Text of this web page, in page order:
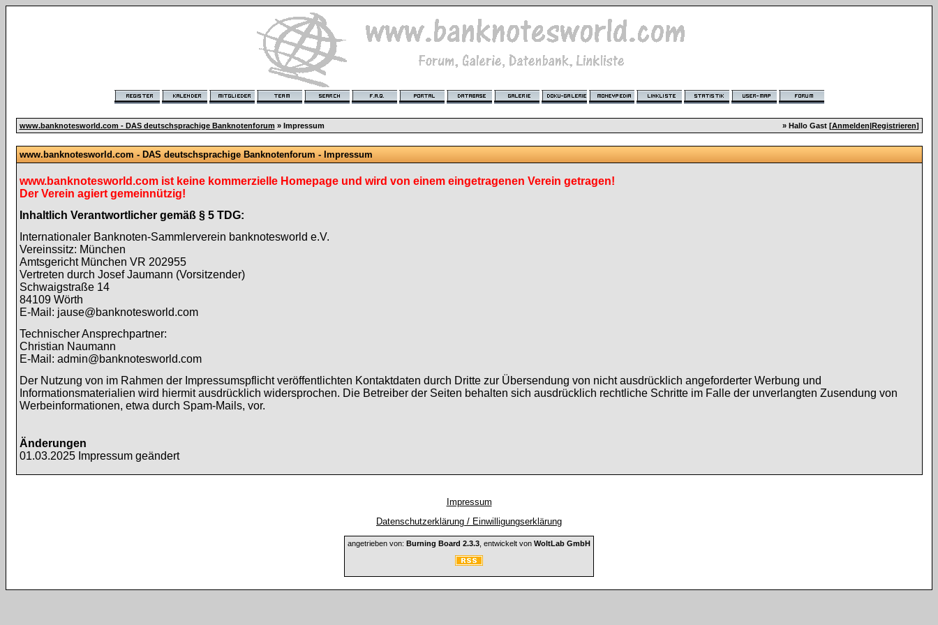
www.banknotesworld.com - DAS deutschsprachige Banknotenforum » Impressum » Hallo Gast [Anmelden|Registrieren]
www.banknotesworld.com - DAS deutschsprachige Banknotenforum - Impressum
www.banknotesworld.com ist keine kommerzielle Homepage und wird von einem eingetragenen Verein getragen!
Der Verein agiert gemeinnützig!
Inhaltlich Verantwortlicher gemäß § 5 TDG:
Internationaler Banknoten-Sammlerverein banknotesworld e.V.
Vereinssitz: München
Amtsgericht München VR 202955
Vertreten durch Josef Jaumann (Vorsitzender)
Schwaigstraße 14
84109 Wörth
E-Mail: jause@banknotesworld.com
Technischer Ansprechpartner:
Christian Naumann
E-Mail: admin@banknotesworld.com
Der Nutzung von im Rahmen der Impressumspflicht veröffentlichten Kontaktdaten durch Dritte zur Übersendung von nicht ausdrücklich angeforderter Werbung und
Informationsmaterialien wird hiermit ausdrücklich widersprochen. Die Betreiber der Seiten behalten sich ausdrücklich rechtliche Schritte im Falle der unverlangten Zusendung von
Werbeinformationen, etwa durch Spam-Mails, vor.
Änderungen
01.03.2025 Impressum geändert
Impressum
Datenschutzerklärung / Einwilligungserklärung
angetrieben von: Burning Board 2.3.3 , entwickelt von WoltLab GmbH